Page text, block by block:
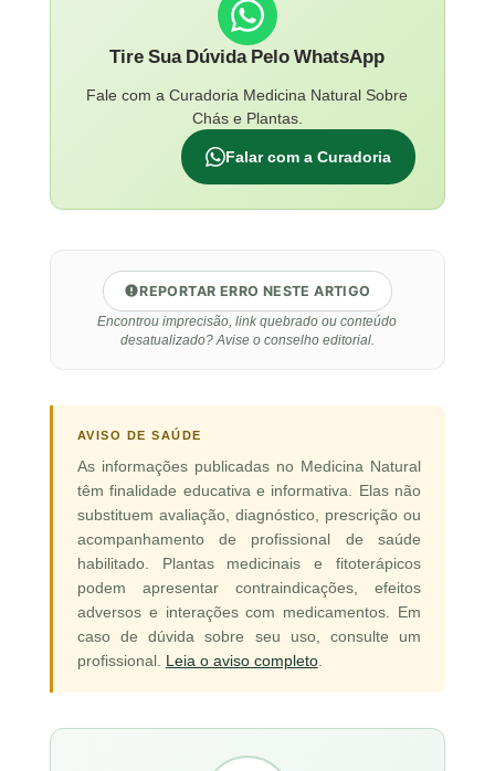
Tire Sua Dúvida Pelo WhatsApp
Fale com a Curadoria Medicina Natural Sobre
Chás e Plantas.
Falar com a Curadoria
REPORTAR ERRO NESTE ARTIGO
Encontrou imprecisão, link quebrado ou conteúdo
desatualizado? Avise o conselho editorial.
AVISO DE SAÚDE
As informações publicadas no Medicina Natural
têm finalidade educativa e informativa. Elas não
substituem avaliação, diagnóstico, prescrição ou
acompanhamento de profissional de saúde
habilitado. Plantas medicinais e fitoterápicos
podem apresentar contraindicações, efeitos
adversos e interações com medicamentos. Em
caso de dúvida sobre seu uso, consulte um
profissional. Leia o aviso completo.